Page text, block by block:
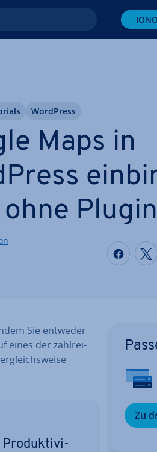
Maps in
Plugin
Auf
WordPress
Sie entweder
eines der zahl­rei­
Pro­duk­ti­vi­
Zu